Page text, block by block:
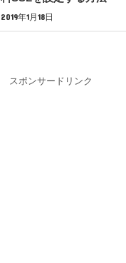
2019年1月18日
スポンサードリンク